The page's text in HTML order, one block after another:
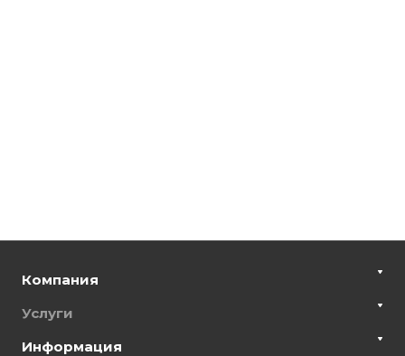
Компания
Услуги
Информация